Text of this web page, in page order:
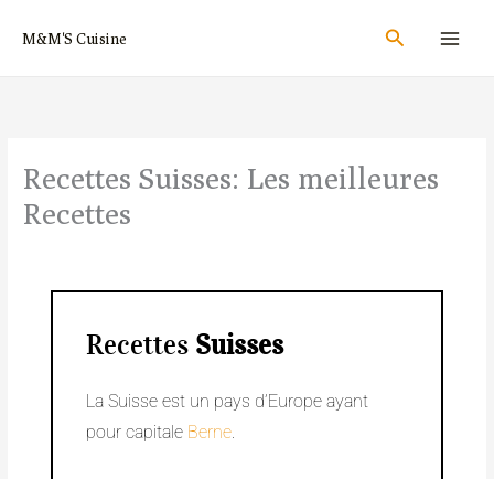
M&M'S Cuisine Rechercher
Recettes Suisses​​​​​​​​​: Les meilleures
Recettes
Recettes Suisses
La Suisse est un pays d’Europe ayant
pour capitale Berne.